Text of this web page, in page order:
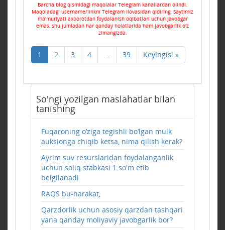
Barcha blog qismidagi maqolalar Telegram kanallardan olindi.
Maqoladagi username/linkni Telegram ilovasidan qidiring. Saytimiz
ma'muriyati axborotdan foydalanish oqibatlari uchun javobgar
emas, shu jumladan har qanday holatlarida ham javobgarlik o'z
zimangizda.
1 2 3 4 39 Keyingisi »
So'ngi yozilgan maslahatlar bilan
tanishing
Fuqaroning o‘ziga tegishli bo‘lgan mulk
auksionga chiqib ketsa, nima qilish kerak?
Ayrim suv resurslaridan foydalanganlik
uchun soliq stabkasi 1 so'm etib
belgilanadi
RAQS bu-harakat,
Qarzdorlik uchun asosiy qarzdan tashqari
yana qanday moliyaviy javobgarlik bor?